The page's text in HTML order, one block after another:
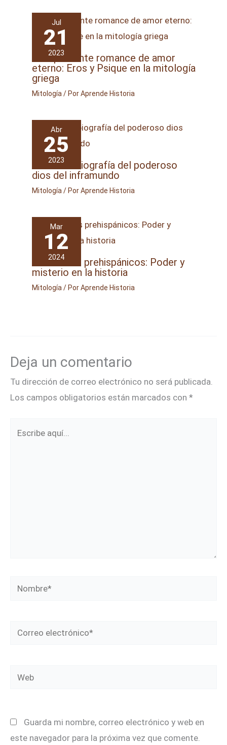
Jul
21
2023
El impactante romance de amor
eterno: Eros y Psique en la mitología
griega
Mitología / PorAprende Historia
Abr
25
2023
Hades: la biografía del poderoso
dios del inframundo
Mitología / PorAprende Historia
Mar
12
2024
Los Dioses prehispánicos: Poder y
misterio en la historia
Mitología / PorAprende Historia
Deja un comentario
Tu dirección de correo electrónico no será publicada.
Los campos obligatorios están marcados con *
Nombre*
Correo
Web
Guarda mi nombre, correo electrónico y web en
este navegador para la próxima vez que comente.